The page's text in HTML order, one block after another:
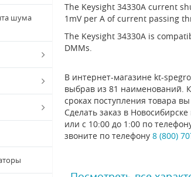
шума
The Keysight 34330A current
1mV per A of current passing
The Keysight 34330A is
DMMs.
В интернет-магазине kt-
выбрав из 81 наименований.
сроках поступления товара
Сделать заказ в
или с 10:00 до 1:00 по
звоните по телефону 8 (800)